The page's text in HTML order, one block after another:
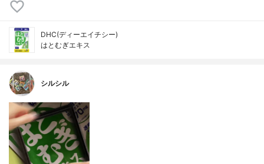
DHC(ディーエイチシー)
はとむぎエキス
シルシル